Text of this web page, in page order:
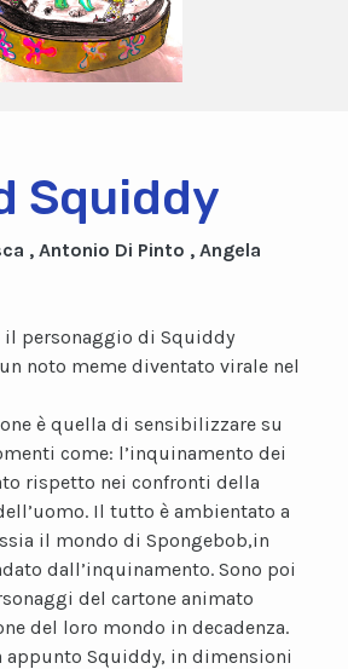
Squiddy
, Antonio Di Pinto , Angela
il personaggio di Squiddy
noto meme diventato virale nel
è quella di sensibilizzare su
come: l’inquinamento dei
rispetto nei confronti della
Il tutto è ambientato a
il mondo di Spongebob,in
dall’inquinamento. Sono poi
del cartone animato
del loro mondo in decadenza.
appunto Squiddy, in dimensioni